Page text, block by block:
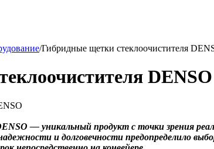
/Гибридные щетки стеклоочистителя
DENSO
— уникальный продукт с точки зрения
и долговечности предопределило